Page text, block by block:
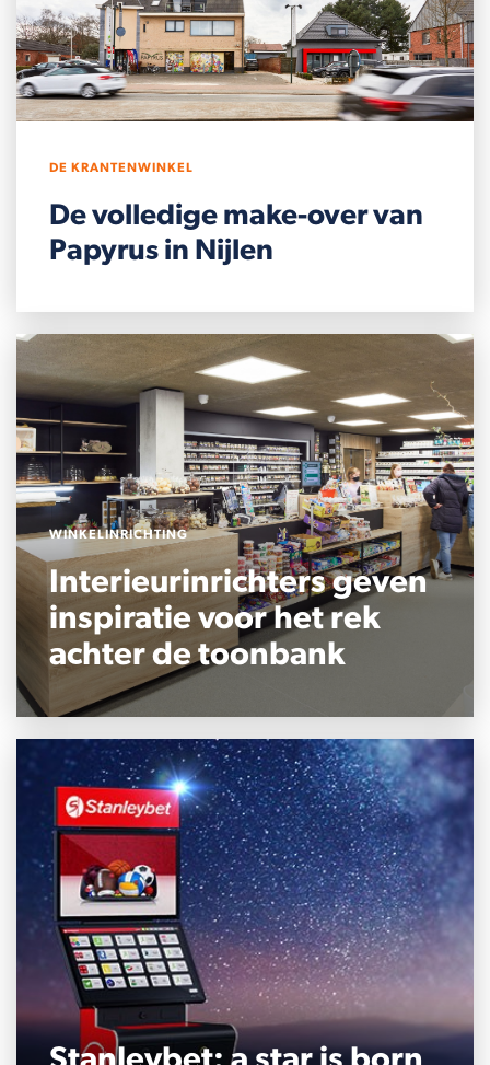
DE KRANTENWINKEL
De volledige make-over van
Papyrus in Nijlen
WINKELINRICHTING
Interieurinrichters geven
inspiratie voor het rek
achter de toonbank